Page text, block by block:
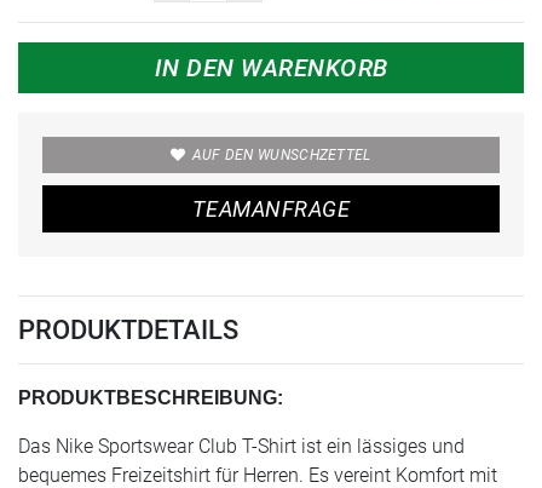
IN DEN WARENKORB
AUF DEN WUNSCHZETTEL
TEAMANFRAGE
PRODUKTDETAILS
PRODUKTBESCHREIBUNG:
Das Nike Sportswear Club T-Shirt ist ein lässiges und
bequemes Freizeitshirt für Herren. Es vereint Komfort mit